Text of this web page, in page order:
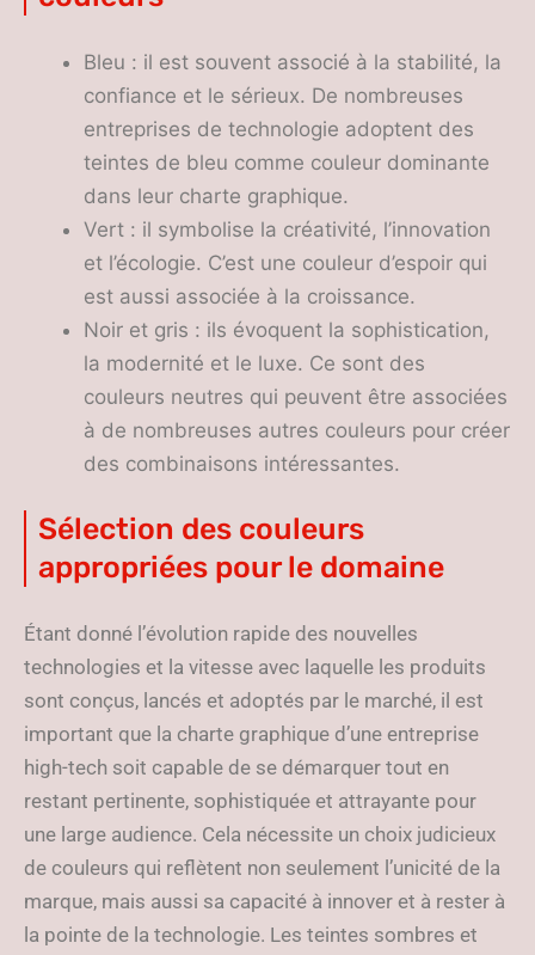
Bleu : il est souvent associé à la stabilité, la
confiance et le sérieux. De nombreuses
entreprises de technologie adoptent des
teintes de bleu comme couleur dominante
dans leur charte graphique.
Vert : il symbolise la créativité, l’innovation
et l’écologie. C’est une couleur d’espoir qui
est aussi associée à la croissance.
Noir et gris : ils évoquent la sophistication,
la modernité et le luxe. Ce sont des
couleurs neutres qui peuvent être associées
à de nombreuses autres couleurs pour créer
des combinaisons intéressantes.
Sélection des couleurs
appropriées pour le domaine
Étant donné l’évolution rapide des nouvelles
technologies et la vitesse avec laquelle les produits
sont conçus, lancés et adoptés par le marché, il est
important que la charte graphique d’une entreprise
high-tech soit capable de se démarquer tout en
restant pertinente, sophistiquée et attrayante pour
une large audience. Cela nécessite un choix judicieux
de couleurs qui reflètent non seulement l’unicité de la
marque, mais aussi sa capacité à innover et à rester à
la pointe de la technologie. Les teintes sombres et